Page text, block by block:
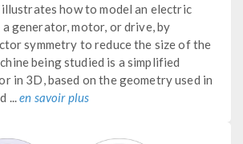
how to model an electric
a generator, motor, or drive, by
symmetry to reduce the size of the
being studied is a simplified
in 3D, based on the geometry used in
...en savoir plus